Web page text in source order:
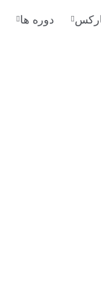
دوره ها